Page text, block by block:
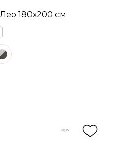
180х200 см